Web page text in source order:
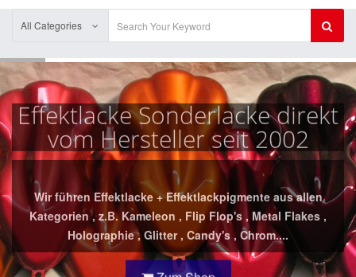
All Categories
Effektlacke Sonderlacke direkt
vom Hersteller seit 2002
Wir führen Effektlacke + Effektlackpigmente aus allen
Kategorien , z.B. Kameleon , Flip Flop's , Metal Flakes ,
Holographie , Glitter , Candy's , Chrom....
Zum Shop